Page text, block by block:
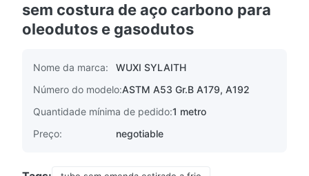
sem costura de aço carbono para
oleodutos e gasodutos
Nome da marca:
WUXI SYLAITH
Número do modelo:ASTM A53 Gr.B A179, A192
Quantidade mínima de pedido:1 metro
Preço:
negotiable